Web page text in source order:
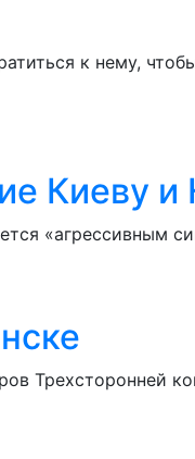
к нему,
Киеву
«агрессивным
Трехсторонней